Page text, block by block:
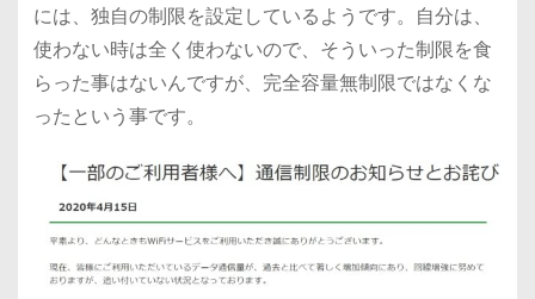
には、独自の制限を設定しているようです。自分は、
使わない時は全く使わないので、そういった制限を食
らった事はないんですが、完全容量無制限ではなくな
ったという事です。